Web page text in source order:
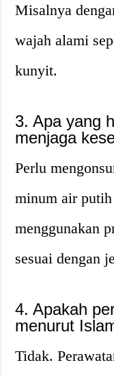
Misalnya
wajah alami
kunyit.
3. Apa yang
menjaga
Perlu
minum air
menggunakan
sesuai dengan
4. Apakah
menurut
Tidak.